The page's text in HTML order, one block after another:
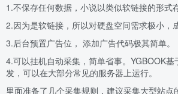
1.不保存任何数据，小说以类似软链接的形式
2.因为是软链接，所以对硬盘空间需求极小，
3.后台预置广告位， 添加广告代码极其简单。
4.可以挂机自动采集，简单省事。YGBOOK
发，可以在大部分常见的服务器上运行。
里面准备了几个采集规则，建议采集大型站点